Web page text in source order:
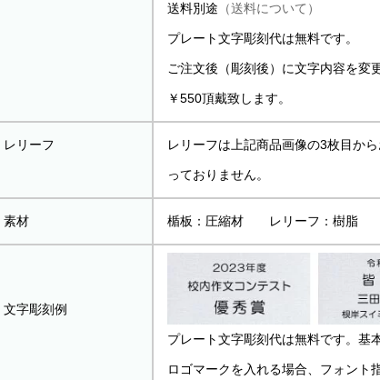
送料別途 （送料について）
プレート文字彫刻代は無料です。
ご注文後（彫刻後）に文字内容を変
￥550頂戴致します。
レリーフ レリーフは上記商品画像の3枚目か
っておりません。
素材 楯板：圧縮材 レリーフ：樹脂
文字彫刻例
プレート文字彫刻代は無料です。基
ロゴマークを入れる場合、フォント